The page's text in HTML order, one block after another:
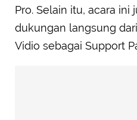
Pro. Selain itu, acara ini
dukungan langsung
Vidio sebagai Support